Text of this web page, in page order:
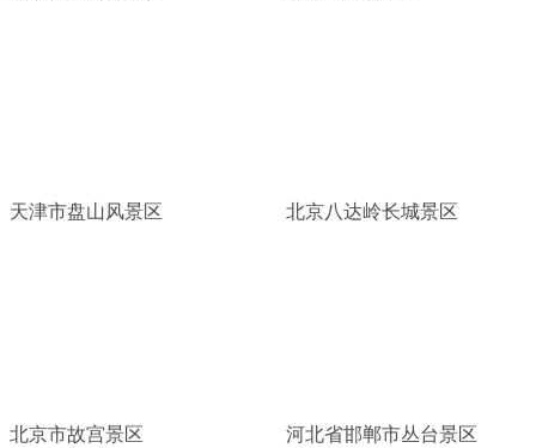
天津市盘山风景区 北京八达岭长城景区
北京市故宫景区 河北省邯郸市丛台景区